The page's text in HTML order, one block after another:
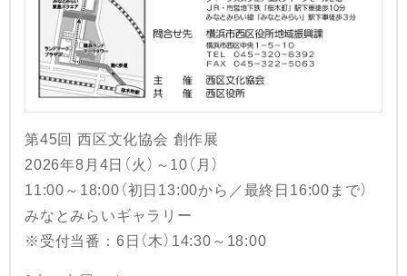
第45回 西区文化協会 創作展
2026年8月4日（火）～10（月）
11:00～18:00（初日13:00から／最終日16:00まで）
みなとみらいギャラリー
※受付当番：6日（木）14:30～18:00